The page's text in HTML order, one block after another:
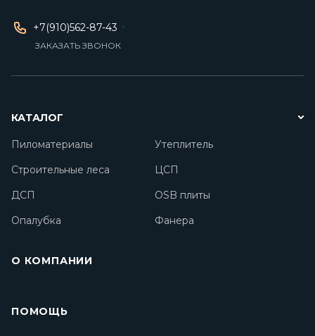
+7(910)562-87-43
ЗАКАЗАТЬ ЗВОНОК
КАТАЛОГ
Пиломатериалы
Утеплитель
Строительные леса
ЦСП
ДСП
OSB плиты
Опалубка
Фанера
О КОМПАНИИ
ПОМОЩЬ